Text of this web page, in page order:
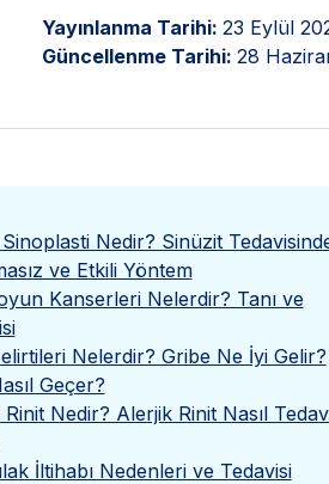
Yayınlanma Tarihi: 23 Eylül
Güncellenme Tarihi: 28
Nedir? Sinüzit
ve Etkili Yöntem
Kanserleri Nelerdir? Tanı ve
Nelerdir? Gribe Ne İyi Gelir?
Geçer?
Nedir? Alerjik Rinit Nasıl
İltihabı Nedenleri ve Tedavisi